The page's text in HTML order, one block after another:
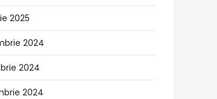
2025
2024
2024
2024